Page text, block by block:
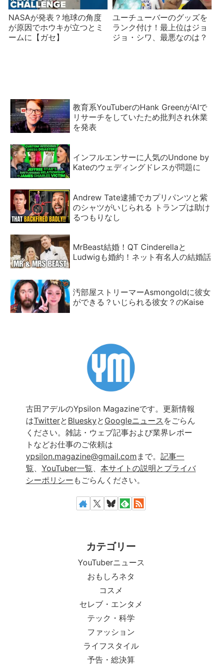
NASAが発表？地球の角度
が原因でホウキが立つとミ
ームに【ガセ】
ユーチューバーのグッズを
ランク付け！最上位はジョ
ジョ・シワ、最悪なのは？
教育系YouTuberのHank GreenがAIで
リサーチをしていたため批判され休業
を発表
インフルエンサーに人気のUndone by
Kateのウェディングドレスが問題に
Andrew Tate逮捕でカプリパンツと紫
のシャツがいじられる トランプは助け
るつもりなし
MrBeast結婚！QT Cinderellaと
Ludwigも婚約！ネット有名人の結婚話
汚部屋ストリーマーAsmongoldに彼女
ができる？いじられる彼女？のKaise
古田アデルのYpsilon Magazineです。更新情報
はTwitterと Blueskyと Googleニュース をごらん
ください。雑誌・ウェブ記事および業界レポー
トなどお仕事のご依頼は
ypsilon.magazine@gmail.com まで。 記事一
覧
YouTuber一覧
本サイトの説明とプライバ
シーポリシー もごらんください。
カテゴリー
YouTuberニュース
おもしろネタ
コスメ
セレブ・エンタメ
テック・科学
ファッション
ライフスタイル
予告・総決算